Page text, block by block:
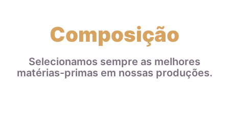
Composição
Selecionamos sempre as melhores
matérias-primas em nossas produções.